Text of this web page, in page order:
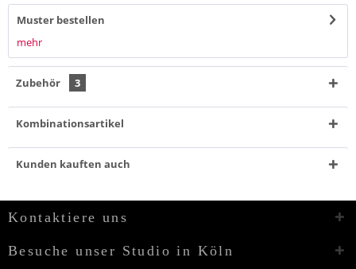
Muster bestellen
mehr
Zubehör 3
Kombinationsartikel
Kunden kauften auch
Kontaktiere uns
Besuche unser Studio in Köln